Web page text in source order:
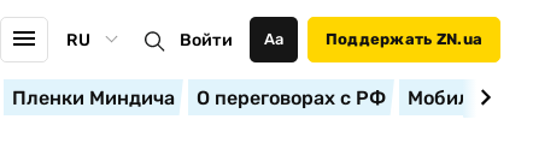
RU Войти Аа Поддержать ZN.ua
Пленки Миндича О переговорах с РФ